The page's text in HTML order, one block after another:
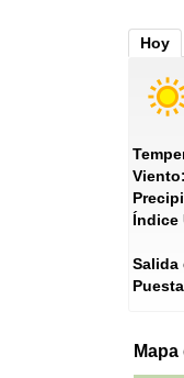
Hoy
Viento:
Índice
Salida